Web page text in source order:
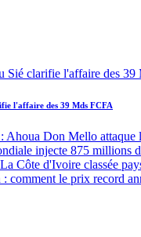
l'affaire des 39 Mds FCFA
Ahoua Don Mello attaque
injecte 875 millions
Côte d'Ivoire classée
comment le prix record